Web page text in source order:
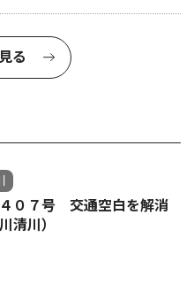
る
０７号 交通空白を解消
清川）